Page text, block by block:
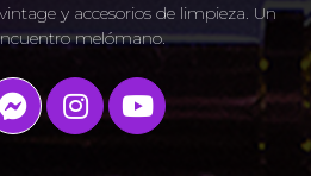
y accesorios de limpieza. Un
melómano.